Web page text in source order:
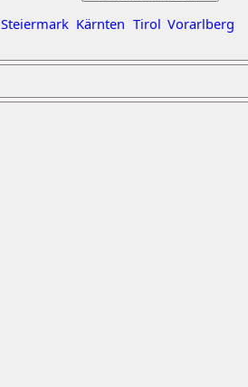
Steiermark Kärnten Tirol Vorarlberg